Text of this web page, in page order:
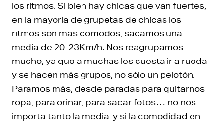
los ritmos. Si bien hay chicas que van fuertes,
en la mayoría de grupetas de chicas los
ritmos son más cómodos, sacamos una
media de 20-23Km/h. Nos reagrupamos
mucho, ya que a muchas les cuesta ir a rueda
y se hacen más grupos, no sólo un pelotón.
Paramos más, desde paradas para quitarnos
ropa, para orinar, para sacar fotos… no nos
importa tanto la media, y si la comodidad en